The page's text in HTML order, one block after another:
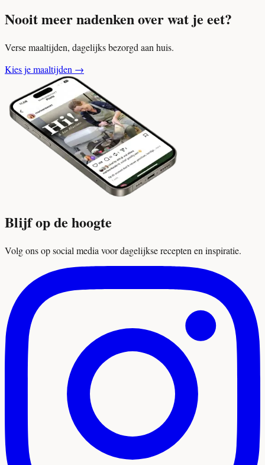
Nooit meer nadenken over wat je eet?
Verse maaltijden, dagelijks bezorgd aan huis.
Kies je maaltijden →
Blijf op de hoogte
Volg ons op social media voor dagelijkse recepten en inspiratie.